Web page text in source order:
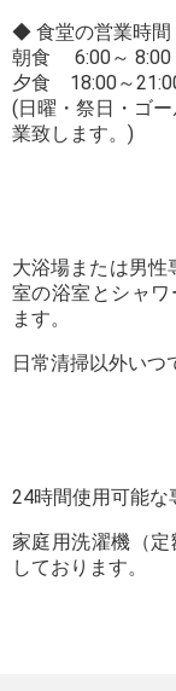
◆ 食堂の営業時間
朝食 6:00～
夕食 18:00～
(日曜・祭日・ゴ
業致します。)
大浴場または男性
室の浴室とシャ
ます。
日常清掃以外いつ
24時間使用可能な
家庭用洗濯機（
しております。